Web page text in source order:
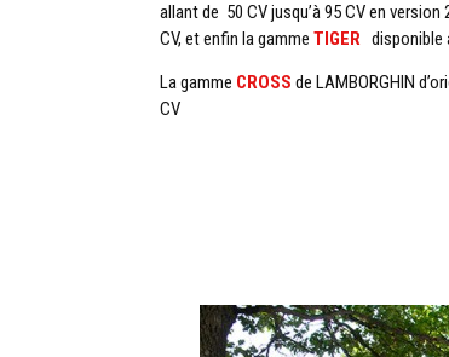
allant de 50 CV jusqu’à 95 CV en
CV, et enfin la gamme TIGER disponible
La gamme CROSS de LAMBORGHIN
CV